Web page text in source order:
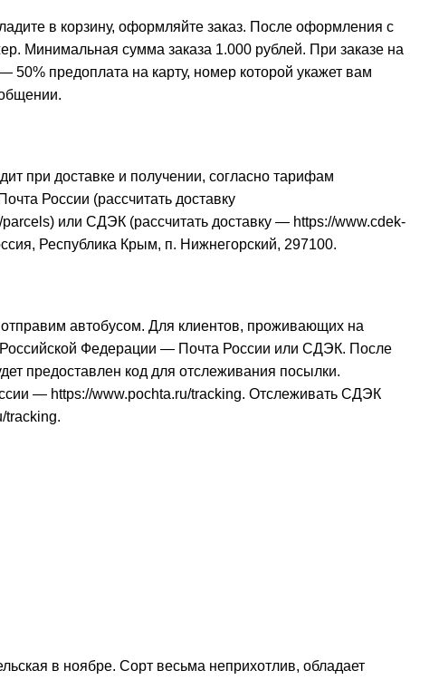
в корзину, оформляйте заказ. После оформления с
Минимальная сумма заказа 1.000 рублей. При заказе на
50% предоплата на карту, номер которой укажет вам
при доставке и получении, согласно тарифам
России (рассчитать доставку
parcels) или СДЭК (рассчитать доставку — https://www.cdek-
Республика Крым, п. Нижнегорский, 297100.
автобусом. Для клиентов, проживающих на
Российской Федерации — Почта России или СДЭК. После
предоставлен код для отслеживания посылки.
— https://www.pochta.ru/tracking. Отслеживать СДЭК
tracking.
в ноябре. Сорт весьма неприхотлив, обладает